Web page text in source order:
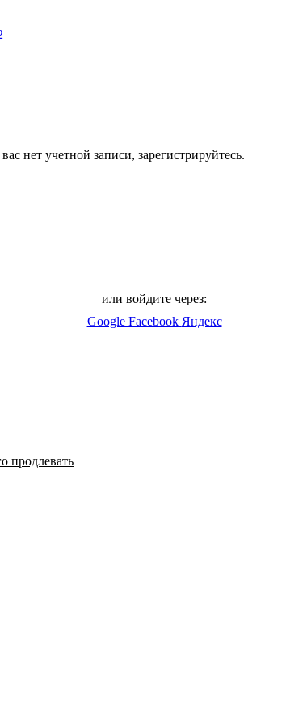
нет учетной записи, зарегистрируйтесь.
или войдите через:
Google Facebook Яндекс
продлевать